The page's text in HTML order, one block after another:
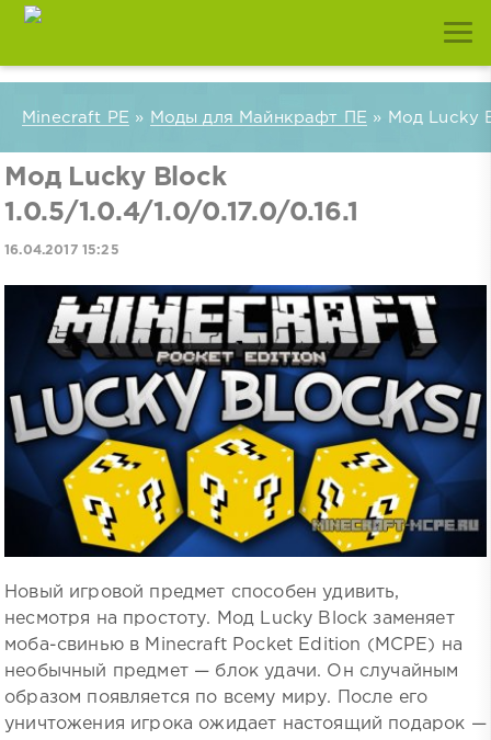
Minecraft PE » Моды для Майнкрафт ПЕ » Мод Lucky
Мод Lucky Block
1.0.5/1.0.4/1.0/0.17.0/0.16.1
16.04.2017 15:25
Новый игровой предмет способен удивить,
несмотря на простоту. Мод Lucky Block заменяет
моба-свинью в Minecraft Pocket Edition (MCPE) на
необычный предмет — блок удачи. Он случайным
образом появляется по всему миру. После его
уничтожения игрока ожидает настоящий подарок —